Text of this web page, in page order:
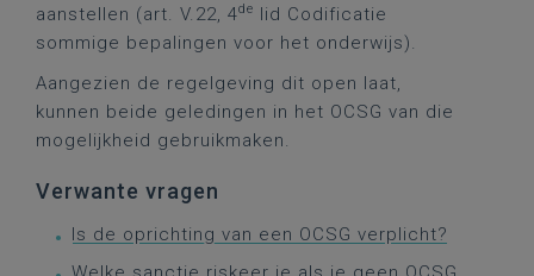
aanstellen (art. V.22, 4de lid Codificatie
sommige bepalingen voor het onderwijs).
Aangezien de regelgeving dit open laat,
kunnen beide geledingen in het OCSG van die
mogelijkheid gebruikmaken.
Verwante vragen
Is de oprichting van een OCSG verplicht?